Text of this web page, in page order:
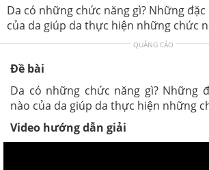
Da có những chức năng gì? Những
của da giúp da thực hiện những chức
QUẢNG CÁO
Đề bài
Da có những chức năng gì? Những
nào của da giúp da thực hiện những
Video hướng dẫn giải